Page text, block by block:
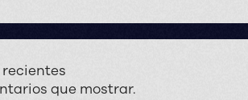
que mostrar.